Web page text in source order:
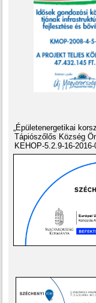
„Épületenergetikai
Tápiószőlős Község
KEHOP-5.2.9-16-2016-